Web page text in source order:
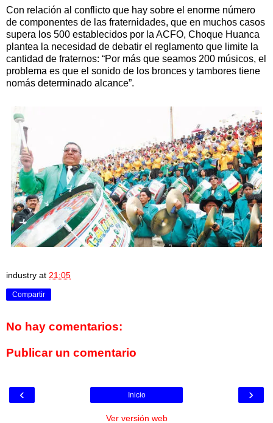
Con relación al conflicto que hay sobre el enorme número
de componentes de las fraternidades, que en muchos casos
supera los 500 establecidos por la ACFO, Choque Huanca
plantea la necesidad de debatir el reglamento que limite la
cantidad de fraternos: “Por más que seamos 200 músicos, el
problema es que el sonido de los bronces y tambores tiene
nomás determinado alcance”.
industry at 21:05
Compartir
No hay comentarios:
Publicar un comentario
‹ ›
Inicio
Ver versión web